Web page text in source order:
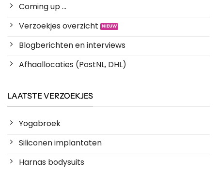
Coming up ...
Verzoekjes overzicht
Blogberichten en interviews
Afhaallocaties (PostNL, DHL)
LAATSTE VERZOEKJES
Yogabroek
Siliconen implantaten
Harnas bodysuits